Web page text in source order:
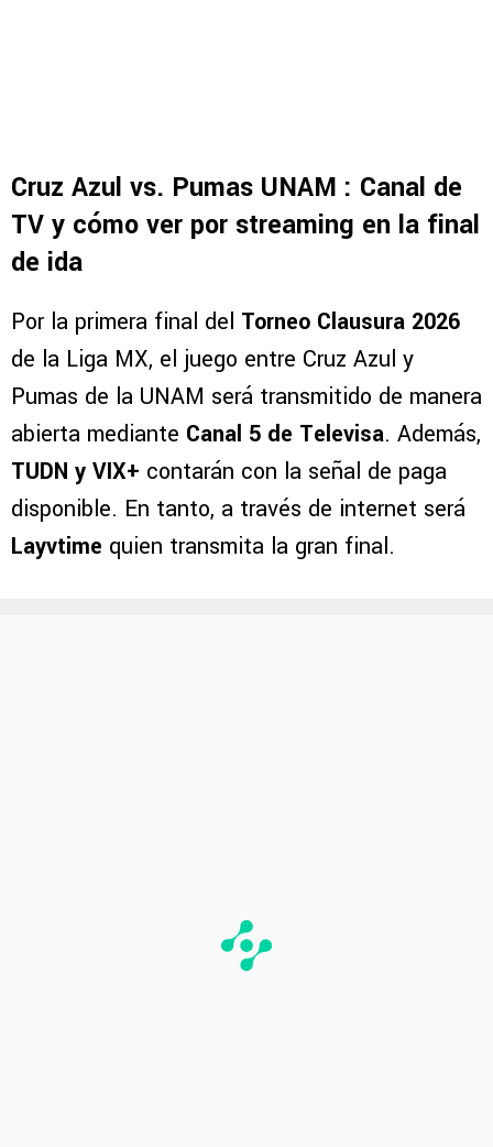
Cruz Azul vs. Pumas UNAM : Canal de
TV y cómo ver por streaming en la final
de ida
Por la primera final del Torneo Clausura 2026
de la Liga MX, el juego entre Cruz Azul y
Pumas de la UNAM será transmitido de manera
abierta mediante Canal 5 de Televisa. Además,
TUDN y VIX+ contarán con la señal de paga
disponible. En tanto, a través de internet será
Layvtime quien transmita la gran final.